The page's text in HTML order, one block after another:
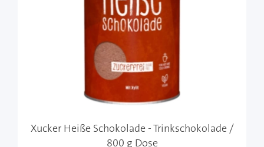
Xucker Heiße Schokolade - Trinkschokolade /
800 g Dose